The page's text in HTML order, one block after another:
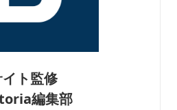
ト監修
編集部